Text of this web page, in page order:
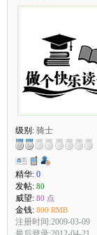
级别: 骑士
精华: 0
发帖: 80
威望: 80 点
金钱: 800 RMB
注册时间:2009-03-09